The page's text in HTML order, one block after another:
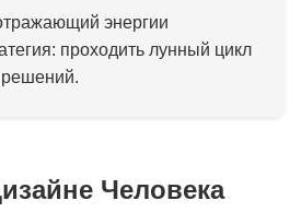
энергии
проходить лунный цикл
Человека